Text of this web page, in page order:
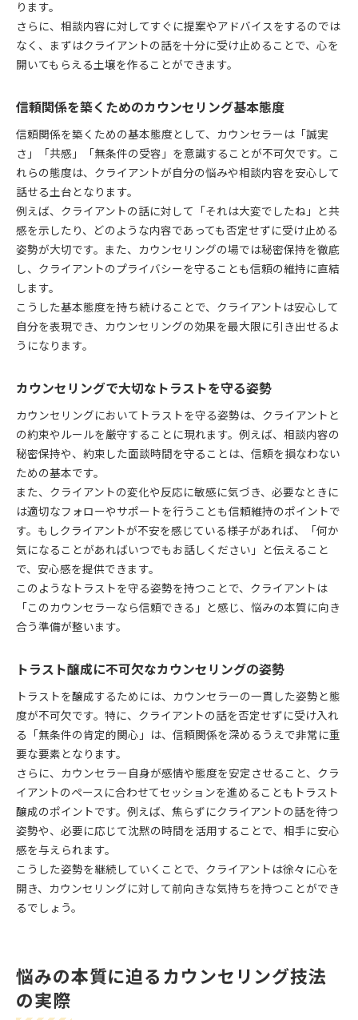
ります。
さらに、相談内容に対してすぐに提案やアドバイスをするのでは
なく、まずはクライアントの話を十分に受け止めることで、心を
開いてもらえる土壌を作ることができます。
信頼関係を築くためのカウンセリング基本態度
信頼関係を築くための基本態度として、カウンセラーは「誠実
さ」「共感」「無条件の受容」を意識することが不可欠です。こ
れらの態度は、クライアントが自分の悩みや相談内容を安心して
話せる土台となります。
例えば、クライアントの話に対して「それは大変でしたね」と共
感を示したり、どのような内容であっても否定せずに受け止める
姿勢が大切です。また、カウンセリングの場では秘密保持を徹底
し、クライアントのプライバシーを守ることも信頼の維持に直結
します。
こうした基本態度を持ち続けることで、クライアントは安心して
自分を表現でき、カウンセリングの効果を最大限に引き出せるよ
うになります。
カウンセリングで大切なトラストを守る姿勢
カウンセリングにおいてトラストを守る姿勢は、クライアントと
の約束やルールを厳守することに現れます。例えば、相談内容の
秘密保持や、約束した面談時間を守ることは、信頼を損なわない
ための基本です。
また、クライアントの変化や反応に敏感に気づき、必要なときに
は適切なフォローやサポートを行うことも信頼維持のポイントで
す。もしクライアントが不安を感じている様子があれば、「何か
気になることがあればいつでもお話しください」と伝えること
で、安心感を提供できます。
このようなトラストを守る姿勢を持つことで、クライアントは
「このカウンセラーなら信頼できる」と感じ、悩みの本質に向き
合う準備が整います。
トラスト醸成に不可欠なカウンセリングの姿勢
トラストを醸成するためには、カウンセラーの一貫した姿勢と態
度が不可欠です。特に、クライアントの話を否定せずに受け入れ
る「無条件の肯定的関心」は、信頼関係を深めるうえで非常に重
要な要素となります。
さらに、カウンセラー自身が感情や態度を安定させること、クラ
イアントのペースに合わせてセッションを進めることもトラスト
醸成のポイントです。例えば、焦らずにクライアントの話を待つ
姿勢や、必要に応じて沈黙の時間を活用することで、相手に安心
感を与えられます。
こうした姿勢を継続していくことで、クライアントは徐々に心を
開き、カウンセリングに対して前向きな気持ちを持つことができ
るでしょう。
悩みの本質に迫るカウンセリング技法
の実際